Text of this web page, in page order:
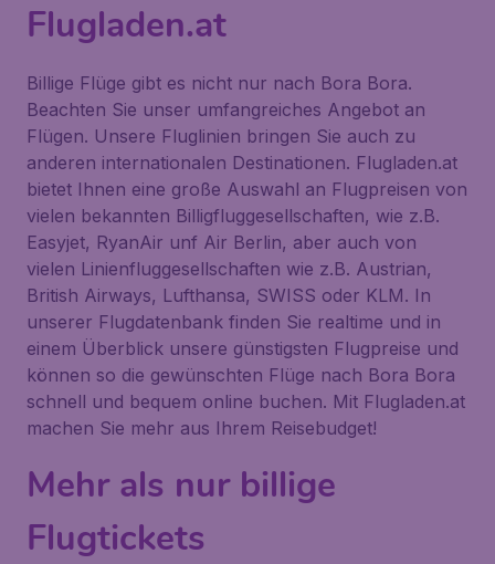
Flugladen.at
Billige Flüge gibt es nicht nur nach Bora Bora.
Beachten Sie unser umfangreiches Angebot an
Flügen. Unsere Fluglinien bringen Sie auch zu
anderen internationalen Destinationen. Flugladen.at
bietet Ihnen eine große Auswahl an Flugpreisen von
vielen bekannten Billigfluggesellschaften, wie z.B.
Easyjet, RyanAir unf Air Berlin, aber auch von
vielen Linienfluggesellschaften wie z.B. Austrian,
British Airways, Lufthansa, SWISS oder KLM. In
unserer Flugdatenbank finden Sie realtime und in
einem Überblick unsere günstigsten Flugpreise und
können so die gewünschten Flüge nach Bora Bora
schnell und bequem online buchen. Mit Flugladen.at
machen Sie mehr aus Ihrem Reisebudget!
Mehr als nur billige
Flugtickets